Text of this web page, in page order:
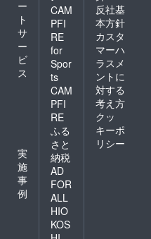
ー
ト
サ
ー
ビ
ス
実
施
事
例
CAM
PFI
RE
for
Spor
ts
CAM
PFI
RE
ふる
さと
納税
AD
FOR
ALL
HIO
KOS
反社基
本方針
カスタ
マーハ
ラスメ
ントに
対する
考え方
クッ
キーポ
リシー